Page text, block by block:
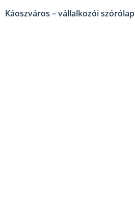
Káoszváros – vállalkozói szórólap